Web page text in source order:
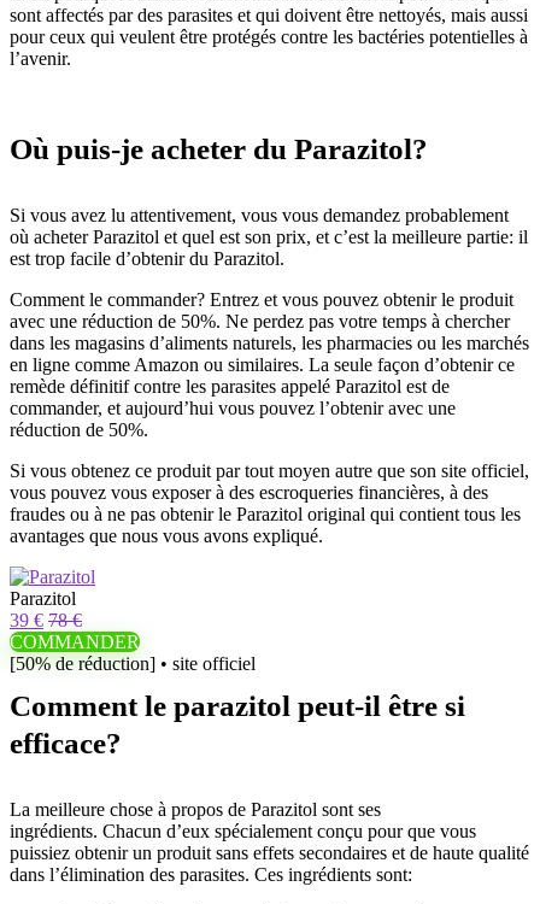
sont affectés par des parasites et qui doivent être nettoyés, mais aussi
pour ceux qui veulent être protégés contre les bactéries potentielles à
l’avenir.
Où puis-je acheter du Parazitol?
Si vous avez lu attentivement, vous vous demandez probablement
où acheter Parazitol et quel est son prix, et c’est la meilleure partie: il
est trop facile d’obtenir du Parazitol.
Comment le commander? Entrez et vous pouvez obtenir le produit
avec une réduction de 50%. Ne perdez pas votre temps à chercher
dans les magasins d’aliments naturels, les pharmacies ou les marchés
en ligne comme Amazon ou similaires. La seule façon d’obtenir ce
remède définitif contre les parasites appelé Parazitol est de
commander, et aujourd’hui vous pouvez l’obtenir avec une
réduction de 50%.
Si vous obtenez ce produit par tout moyen autre que son site officiel,
vous pouvez vous exposer à des escroqueries financières, à des
fraudes ou à ne pas obtenir le Parazitol original qui contient tous les
avantages que nous vous avons expliqué.
Parazitol
39 € 78 €
COMMANDER
[50% de réduction] • site officiel
Comment le parazitol peut-il être si
efficace?
La meilleure chose à propos de Parazitol sont ses
ingrédients. Chacun d’eux spécialement conçu pour que vous
puissiez obtenir un produit sans effets secondaires et de haute qualité
dans l’élimination des parasites. Ces ingrédients sont: